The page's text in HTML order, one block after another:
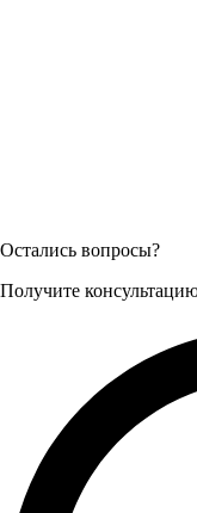
+7 (926) 472-49-
Остались вопросы?
Получите